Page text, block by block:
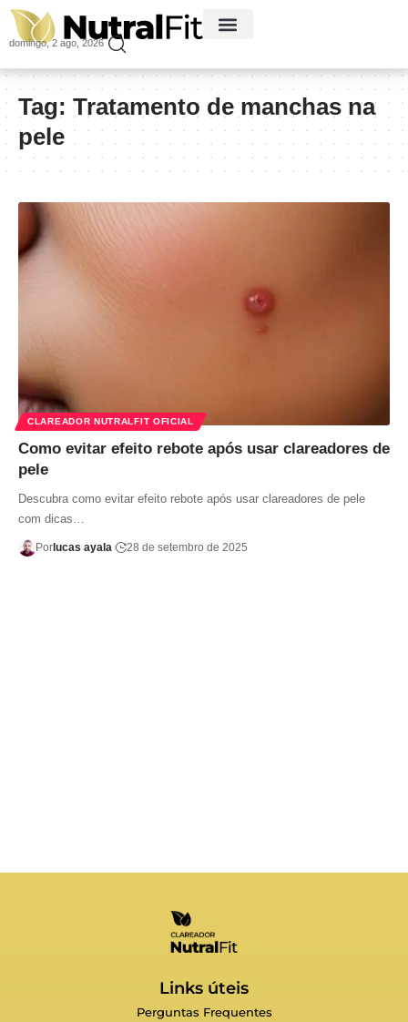
domingo, 2 ago, 2026
Tag: Tratamento de manchas na
pele
CLAREADOR NUTRALFIT OFICIAL
Como evitar efeito rebote após usar clareadores de
pele
Descubra como evitar efeito rebote após usar clareadores de pele
com dicas…
Porlucas ayala 28 de setembro de 2025
Links úteis
Perguntas Frequentes